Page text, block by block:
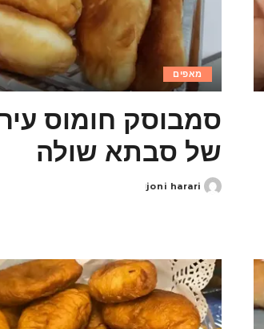
מאפים
סמבוסק חומוס
של סבתא שולה
Posted
joni harari